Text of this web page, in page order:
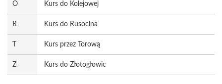
O Kurs do Kolejowej
R Kurs do Rusocina
Kurs przez Torową
Z Kurs do Złotogłowic